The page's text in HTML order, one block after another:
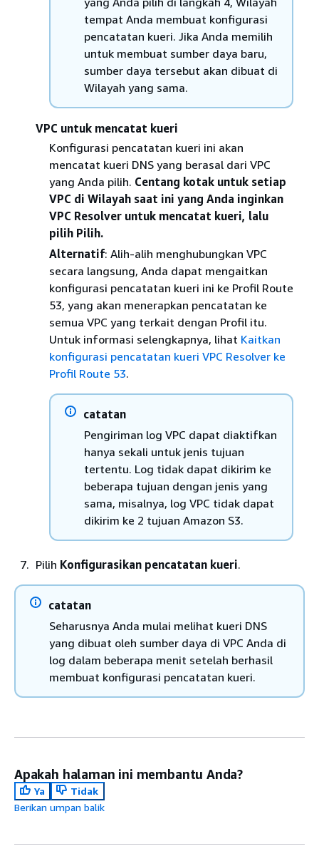
tempat Anda membuat konfigurasi
pencatatan kueri. Jika Anda memilih
untuk membuat sumber daya baru,
sumber daya tersebut akan dibuat di
Wilayah yang sama.
VPC untuk mencatat kueri
Konfigurasi pencatatan kueri ini akan
mencatat kueri DNS yang berasal dari VPC
yang Anda pilih. Centang kotak untuk setiap
VPC di Wilayah saat ini yang Anda inginkan
VPC Resolver untuk mencatat kueri, lalu
pilih Pilih.
Alternatif: Alih-alih menghubungkan VPC
secara langsung, Anda dapat mengaitkan
konfigurasi pencatatan kueri ini ke Profil Route
53, yang akan menerapkan pencatatan ke
semua VPC yang terkait dengan Profil itu.
Untuk informasi selengkapnya, lihat Kaitkan
konfigurasi pencatatan kueri VPC Resolver ke
Profil Route 53.
catatan
Pengiriman log VPC dapat diaktifkan
hanya sekali untuk jenis tujuan
tertentu. Log tidak dapat dikirim ke
beberapa tujuan dengan jenis yang
sama, misalnya, log VPC tidak dapat
dikirim ke 2 tujuan Amazon S3.
Pilih Konfigurasikan pencatatan kueri.
catatan
Seharusnya Anda mulai melihat kueri DNS
yang dibuat oleh sumber daya di VPC Anda di
log dalam beberapa menit setelah berhasil
membuat konfigurasi pencatatan kueri.
Apakah halaman ini membantu Anda?
Ya
Tidak
Berikan umpan balik